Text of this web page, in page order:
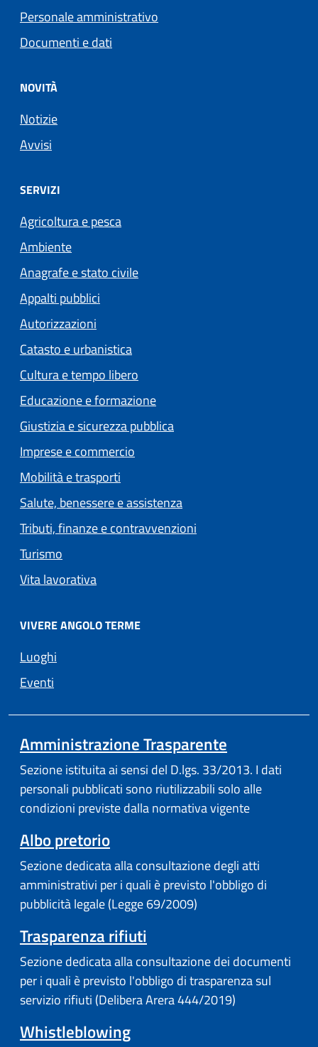
Personale amministrativo
Documenti e dati
NOVITÀ
Notizie
Avvisi
SERVIZI
Agricoltura e pesca
Ambiente
Anagrafe e stato civile
Appalti pubblici
Autorizzazioni
Catasto e urbanistica
Cultura e tempo libero
Educazione e formazione
Giustizia e sicurezza pubblica
Imprese e commercio
Mobilità e trasporti
Salute, benessere e assistenza
Tributi, finanze e contravvenzioni
Turismo
Vita lavorativa
VIVERE ANGOLO TERME
Luoghi
Eventi
Amministrazione Trasparente
Sezione istituita ai sensi del D.lgs. 33/2013. I dati
personali pubblicati sono riutilizzabili solo alle
condizioni previste dalla normativa vigente
Albo pretorio
Sezione dedicata alla consultazione degli atti
amministrativi per i quali è previsto l'obbligo di
pubblicità legale (Legge 69/2009)
Trasparenza rifiuti
Sezione dedicata alla consultazione dei documenti
per i quali è previsto l'obbligo di trasparenza sul
servizio rifiuti (Delibera Arera 444/2019)
Whistleblowing